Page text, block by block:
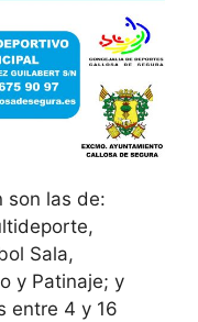
son las de:
Sala,
y Patinaje; y
entre 4 y 16